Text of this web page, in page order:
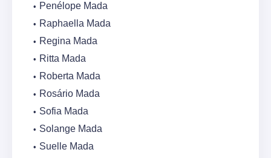
Penélope Mada
Raphaella Mada
Regina Mada
Ritta Mada
Roberta Mada
Rosário Mada
Sofia Mada
Solange Mada
Suelle Mada